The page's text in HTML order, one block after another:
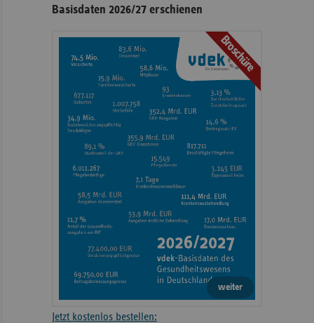
Basisdaten 2026/27 erschienen
Broschüre
weiter
Jetzt kostenlos bestellen: